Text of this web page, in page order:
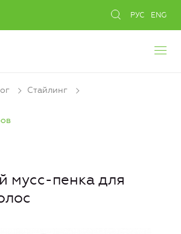
РУС ENG
Стайлинг
мусс-пенка для